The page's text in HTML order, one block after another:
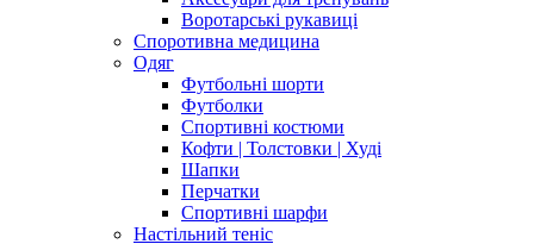
Воротарські рукавиці
Споротивна медицина
Одяг
Футбольні шорти
Футболки
Спортивні костюми
Кофти | Толстовки | Худі
Шапки
Перчатки
Спортивні шарфи
Настільний теніс